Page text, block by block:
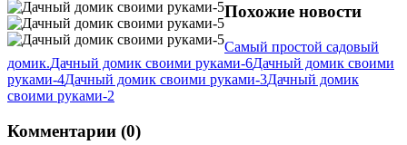
Похожие новости
Самый простой садовый
домик.Дачный домик своими руками-6Дачный домик своими
руками-4Дачный домик своими руками-3Дачный домик
своими руками-2
Комментарии (0)